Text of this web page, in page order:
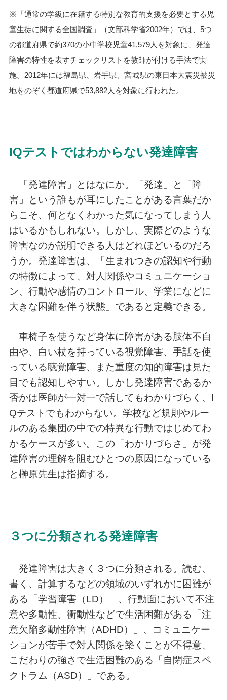
※「通常の学級に在籍する特別な教育的支援を必要とする児
童生徒に関する全国調査」（文部科学省2002年）では、5つ
の都道府県で約370の小中学校児童41,579人を対象に、発達
障害の特性を表すチェックリストを教師が付ける手法で実
施。2012年には福島県、岩手県、宮城県の東日本大震災被災
地をのぞく都道府県で53,882人を対象に行われた。
IQテストではわからない発達障害
「発達障害」とはなにか。「発達」と「障
害」という誰もが耳にしたことがある言葉だか
らこそ、何となくわかった気になってしまう人
はいるかもしれない。しかし、実際どのような
障害なのか説明できる人はどれほどいるのだろ
うか。発達障害は、「生まれつきの認知や行動
の特徴によって、対人関係やコミュニケーショ
ン、行動や感情のコントロール、学業になどに
大きな困難を伴う状態」であると定義できる。
車椅子を使うなど身体に障害がある肢体不自
由や、白い杖を持っている視覚障害、手話を使
っている聴覚障害、また重度の知的障害は見た
目でも認知しやすい。しかし発達障害であるか
否かは医師が一対一で話してもわかりづらく、I
Qテストでもわからない。学校など規則やルー
ルのある集団の中での特異な行動ではじめてわ
かるケースが多い。この「わかりづらさ」が発
達障害の理解を阻むひとつの原因になっている
と榊原先生は指摘する。
３つに分類される発達障害
発達障害は大きく３つに分類される。読む、
書く、計算するなどの領域のいずれかに困難が
ある「学習障害（LD）」、行動面において不注
意や多動性、衝動性などで生活困難がある「注
意欠陥多動性障害（ADHD）」、コミュニケー
ションが苦手で対人関係を築くことが不得意、
こだわりの強さで生活困難のある「自閉症スペ
クトラム（ASD）」である。